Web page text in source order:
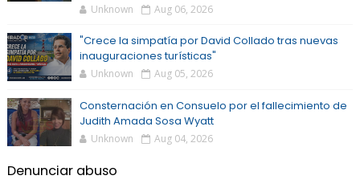
Unknown Aug 06, 2026
"Crece la simpatía por David Collado tras nuevas
inauguraciones turísticas"
Unknown Aug 05, 2026
Consternación en Consuelo por el fallecimiento de
Judith Amada Sosa Wyatt
Unknown Aug 04, 2026
Denunciar abuso